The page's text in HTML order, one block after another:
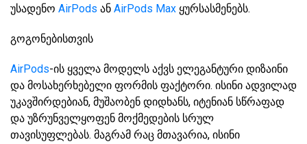
უსადენო AirPods ან AirPods Max ყურსასმენებს.
გოგონებისთვის
AirPods-ის ყველა მოდელს აქვს ელეგანტური დიზაინი
და მოსახერხებელი ფორმის ფაქტორი. ისინი ადვილად
უკავშირდებიან, მუშაობენ დიდხანს, იტენიან სწრაფად
და უზრუნველყოფენ მოქმედების სრულ
თავისუფლებას. მაგრამ რაც მთავარია, ისინი